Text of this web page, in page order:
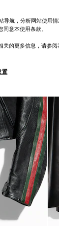
航，分析网站使用
意本使用条款。
关的更多信息，请参阅